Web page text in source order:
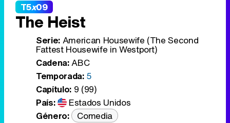
T5x09
The Heist
Serie:American Housewife (The Second
Fattest Housewife in Westport)
Cadena:ABC
Temporada: 5
Capítulo:9 (99)
País:
Estados Unidos
Género:
Comedia